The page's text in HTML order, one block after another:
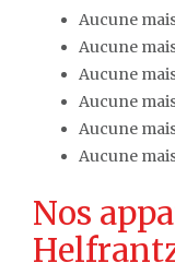
Aucune
Aucune
Aucune
Aucune
Aucune
Aucune
Nos